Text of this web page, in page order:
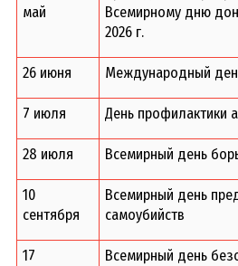
май
Всемирному дню
2026 г.
26 июня Международный
7 июля День профилактики
28 июля Всемирный день
10
сентября
Всемирный день
самоубийств
17
Всемирный день